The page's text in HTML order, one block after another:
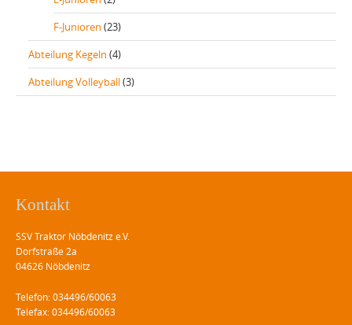
F-Junioren (23)
Abteilung Kegeln (4)
Abteilung Volleyball(3)
Kontakt
SSV Traktor Nöbdenitz e.V.
Dorfstraße 2a
04626 Nöbdenitz
Telefon: 034496/60063
Telefax: 034496/60063